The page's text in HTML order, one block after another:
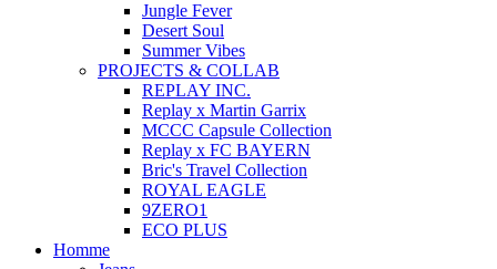
Jungle Fever
Desert Soul
Summer Vibes
PROJECTS & COLLAB
REPLAY INC.
Replay x Martin Garrix
MCCC Capsule Collection
Replay x FC BAYERN
Bric's Travel Collection
ROYAL EAGLE
9ZERO1
ECO PLUS
Homme